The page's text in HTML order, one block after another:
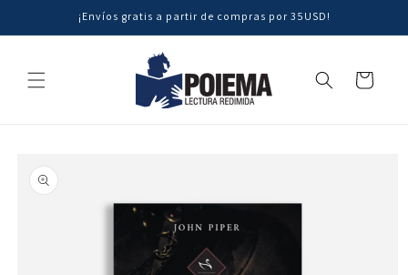
directamente
al contenido
¡Envíos gratis a partir de compras por 35USD!
Carrito
a la
información